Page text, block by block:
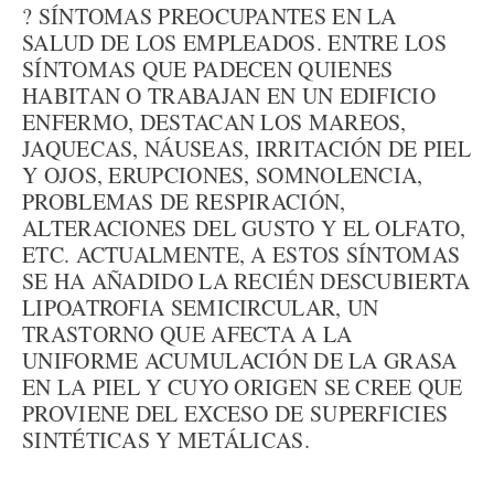
? SÍNTOMAS PREOCUPANTES EN LA
SALUD DE LOS EMPLEADOS. ENTRE LOS
SÍNTOMAS QUE PADECEN QUIENES
HABITAN O TRABAJAN EN UN EDIFICIO
ENFERMO, DESTACAN LOS MAREOS,
JAQUECAS, NÁUSEAS, IRRITACIÓN DE PIEL
Y OJOS, ERUPCIONES, SOMNOLENCIA,
PROBLEMAS DE RESPIRACIÓN,
ALTERACIONES DEL GUSTO Y EL OLFATO,
ETC. ACTUALMENTE, A ESTOS SÍNTOMAS
SE HA AÑADIDO LA RECIÉN DESCUBIERTA
LIPOATROFIA SEMICIRCULAR, UN
TRASTORNO QUE AFECTA A LA
UNIFORME ACUMULACIÓN DE LA GRASA
EN LA PIEL Y CUYO ORIGEN SE CREE QUE
PROVIENE DEL EXCESO DE SUPERFICIES
SINTÉTICAS Y METÁLICAS.